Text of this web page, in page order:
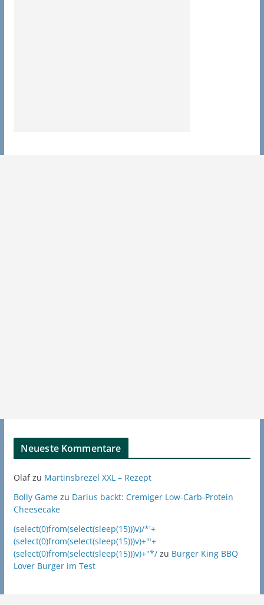
Neueste Kommentare
Olafzu Martinsbrezel XXL – Rezept
Bolly Gamezu Darius backt: Cremiger Low-Carb-Protein
Cheesecake
(select(0)from(select(sleep(15)))v)/*'+
(select(0)from(select(sleep(15)))v)+'"+
(select(0)from(select(sleep(15)))v)+"*/zu Burger King BBQ
Lover Burger im Test